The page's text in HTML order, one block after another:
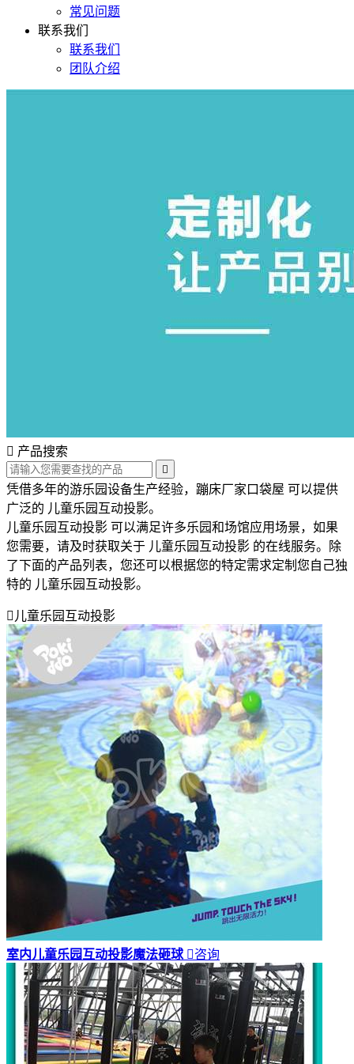
常见问题
联系我们
联系我们
团队介绍
 产品搜索

凭借多年的游乐园设备生产经验，蹦床厂家口袋屋 可以提供
广泛的 儿童乐园互动投影。
儿童乐园互动投影 可以满足许多乐园和场馆应用场景，如果
您需要，请及时获取关于 儿童乐园互动投影 的在线服务。除
了下面的产品列表，您还可以根据您的特定需求定制您自己独
特的 儿童乐园互动投影。
 儿童乐园互动投影
室内儿童乐园互动投影魔法砸球 咨询